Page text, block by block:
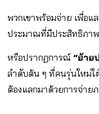
พวกเขาพร้อมจ่าย เพื่อแ
ประมาณที่มีประสิทธิภา
หรือปรากฏการณ์ “ย้าย
ลำดับต้น ๆ ที่คนรุ่นใหม่ใ
ต้องแลกมาด้วยการจ่าย